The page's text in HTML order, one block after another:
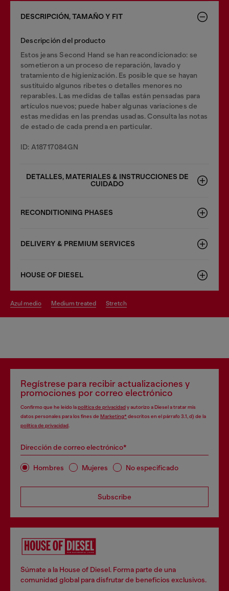
DESCRIPCIÓN, TAMAÑO Y FIT
Descripción del producto
Estos jeans Second Hand se han reacondicionado: se
sometieron a un proceso de reparación, lavado y
tratamiento de higienización. Es posible que se hayan
sustituido algunos ribetes o detalles menores no
reparables. Las medidas de tallas están pensadas para
artículos nuevos; puede haber algunas variaciones de
estas medidas en las prendas usadas. Consulta las notas
de estado de cada prenda en particular.
ID: A18717084GN
DETALLES, MATERIALES & INSTRUCCIONES DE
CUIDADO
RECONDITIONING PHASES
DELIVERY & PREMIUM SERVICES
HOUSE OF DIESEL
azul medio medium treated stretch
Regístrese para recibir actualizaciones y
promociones por correo electrónico
Confirmo que he leído lapolítica de privacidady autorizo a Diesel a tratar mis
datos personales para los fines de Marketing*descritos en el párrafo 3.1, d) de la
política de privacidad
Dirección de correo electrónico*
Hombres Mujeres No especificado
Subscribe
Súmate a la House of Diesel. Forma parte de una
comunidad global para disfrutar de beneficios exclusivos.